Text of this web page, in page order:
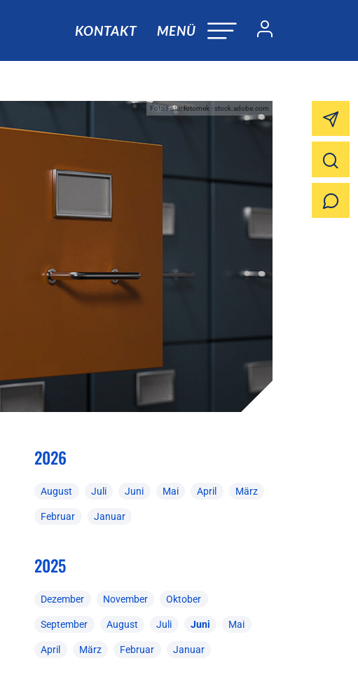
KONTAKT MENÜ
Foto:Foto: fotomek - stock.adobe.com
2026
August Juli Juni Mai April März
Februar Januar
2025
Dezember November Oktober
September August Juli Juni Mai
April März Februar Januar